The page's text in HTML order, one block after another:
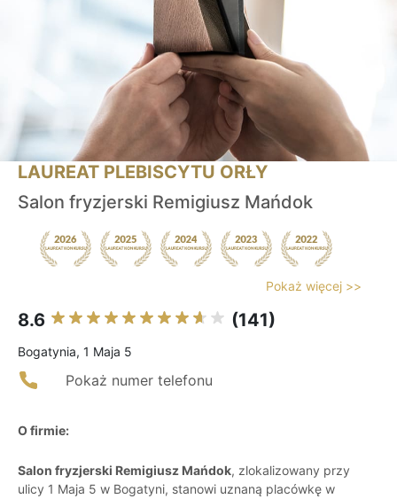
LAUREAT PLEBISCYTU ORŁY
Salon fryzjerski Remigiusz Mańdok
Pokaż więcej >>
8.6 (141)
Bogatynia, 1 Maja 5
Pokaż numer telefonu
O firmie:
Salon fryzjerski Remigiusz Mańdok, zlokalizowany przy
ulicy 1 Maja 5 w Bogatyni, stanowi uznaną placówkę w